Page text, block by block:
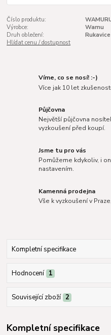
Číslo produktu:
Výrobce:
Wamu
Druh oblečení:
Rukavice
Hlídat cenu / dostupnost
Víme, co se nosí! :-)
Více jak 10 let
Půjčovna
Největší půjčovna
vyzkoušení před koupí.
Jsme tu pro vás
Pomůžeme kdykoliv, i
nastavením.
Kamenná prodejna
Vše k vyzkoušení v
Kompletní specifikace
Hodnocení 1
Související zboží 2
Kompletní specifikace